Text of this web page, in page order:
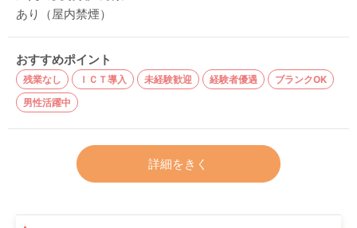
あり（屋内禁煙）
おすすめポイント
残業なし ＩＣＴ導入 未経験歓迎 経験者優遇
ブランクOK
男性活躍中
詳細をきく